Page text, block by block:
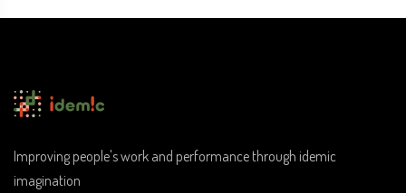
Improving people's work and performance through idemic
imagination